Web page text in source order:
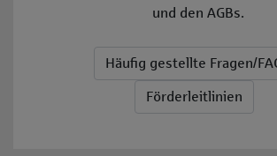
und den AGBs.
Häufig gestellte Fragen/
Förderleitlinien